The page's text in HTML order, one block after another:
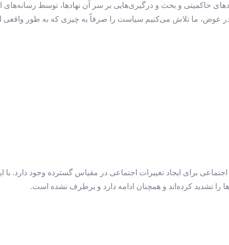
حاکمیتی و بحث و درگیری‌هایی بر سر آن نهادها، توسط رسانه‌های
در عوض، ما تلاش می‌کنیم سیاست را صرفاً به چیزی که به طور
برای ایجاد تغییرات اجتماعی در مقیاس گسترده وجود دارد. با
را تشدید کرده‌اند و همچنان ادامه دارد و برطرف نشده است.